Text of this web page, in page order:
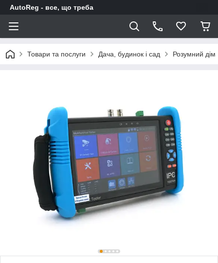
AutoReg - все, що треба
Товари та послуги Дача, будинок і сад Розумний дім